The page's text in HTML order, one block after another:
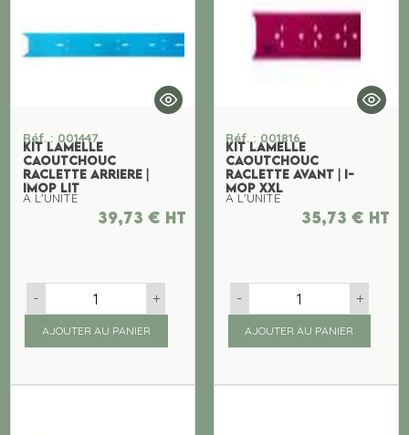
Réf. : 001447
KIT LAMELLE
CAOUTCHOUC
RACLETTE ARRIERE |
IMOP LIT
A L'UNITE
39,73 € ht
- +
AJOUTER AU PANIER
Réf. : 001816
KIT LAMELLE
CAOUTCHOUC
RACLETTE AVANT | I-
MOP XXL
A L'UNITE
35,73 € ht
- +
AJOUTER AU PANIER